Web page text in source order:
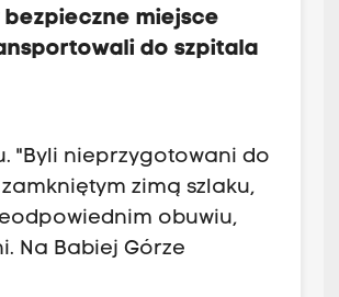
miejsce
do szpitala
"Byli nieprzygotowani do
zimą szlaku,
obuwiu,
Na Babiej Górze